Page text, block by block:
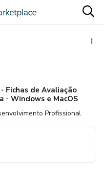
- Fichas de Avaliação
- Windows e MacOS
Profissional